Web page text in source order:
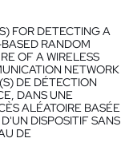
FOR DETECTING A
RANDOM
OF A WIRELESS
NETWORK
DE DÉTECTION
DANS UNE
ALÉATOIRE BASÉE
DISPOSITIF SANS
DE